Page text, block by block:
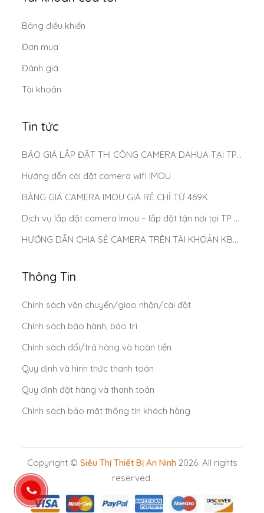
Bảng điều khiển
Đơn mua
Đánh giá
Tài khoản
Tin tức
BÁO GIÁ LẮP ĐẶT THI CÔNG CAMERA DAHUA TẠI TP.HCM MỚI NHẤT 2025
Hướng dẫn cài đặt camera wifi IMOU
BẢNG GIÁ CAMERA IMOU GIÁ RẺ CHỈ TỪ 469K
Dịch vụ lắp đặt camera Imou – lắp đặt tận nơi tại TP Hồ Chí Minh
HƯỚNG DẪN CHIA SẺ CAMERA TRÊN TÀI KHOẢN KBONE
Thông Tin
Chính sách vận chuyển/giao nhận/cài đặt
Chính sách bảo hành, bảo trì
Chính sách đổi/trả hàng và hoàn tiền
Quy định và hình thức thanh toán
Quy định đặt hàng và thanh toán
Chính sách bảo mật thông tin khách hàng
Copyright © Siêu Thị Thiết Bị An Ninh 2026. All rights
reserved.